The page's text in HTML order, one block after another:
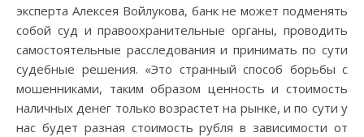
эксперта Алексея Войлукова, банк не может подменять
собой суд и правоохранительные органы, проводить
самостоятельные расследования и принимать по сути
судебные решения. «Это странный способ борьбы с
мошенниками, таким образом ценность и стоимость
наличных денег только возрастет на рынке, и по сути у
нас будет разная стоимость рубля в зависимости от